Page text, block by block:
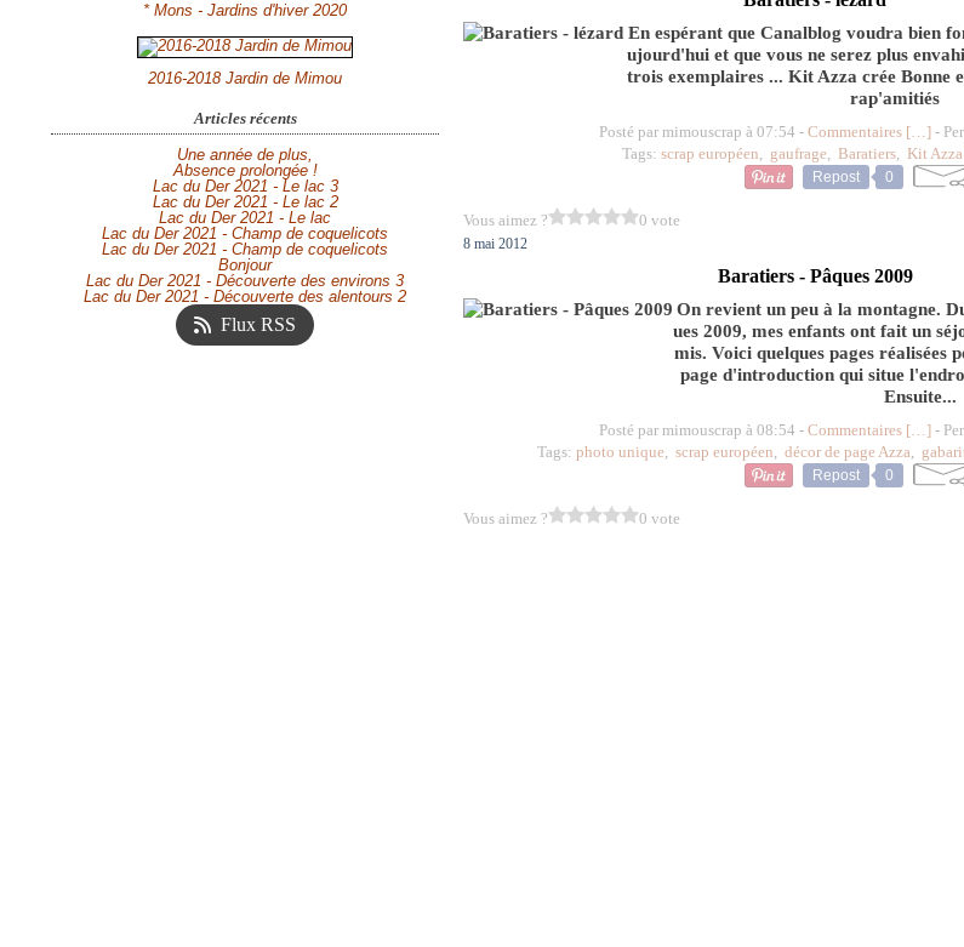
* Mons - Jardins d'hiver 2020
2016-2018 Jardin de Mimou
Articles récents
Une année de plus,
Absence prolongée !
Lac du Der 2021 - Le lac 3
Lac du Der 2021 - Le lac 2
Lac du Der 2021 - Le lac
Lac du Der 2021 - Champ de coquelicots
Lac du Der 2021 - Champ de coquelicots
Bonjour
Lac du Der 2021 - Découverte des environs 3
Lac du Der 2021 - Découverte des alentours 2
Flux RSS
En espérant que Canalblog voudra bien
ujourd'hui et que vous ne serez plus
trois exemplaires ... Kit Azza crée Bonne
rap'amitiés
Posté par mimouscrap à 07:54 - Commentaires […] -
Tags: scrap européen, gaufrage, Baratiers, Kit
Repost 0
Vous aimez ? 0 vote
8 mai 2012
Baratiers - Pâques 2009
On revient un peu à la montagne.
ues 2009, mes enfants ont fait un
mis. Voici quelques pages réalisées
page d'introduction qui situe
Ensuite...
Posté par mimouscrap à 08:54 - Commentaires […] -
Tags: photo unique, scrap européen, décor de page Azza,
Repost 0
Vous aimez ? 0 vote